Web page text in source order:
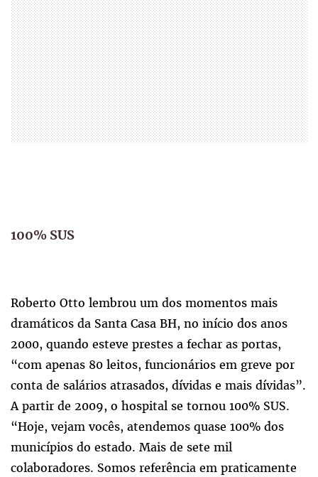
100% SUS
Roberto Otto lembrou um dos momentos mais
dramáticos da Santa Casa BH, no início dos anos
2000, quando esteve prestes a fechar as portas,
“com apenas 80 leitos, funcionários em greve por
conta de salários atrasados, dívidas e mais dívidas”.
A partir de 2009, o hospital se tornou 100% SUS.
“Hoje, vejam vocês, atendemos quase 100% dos
municípios do estado. Mais de sete mil
colaboradores. Somos referência em praticamente